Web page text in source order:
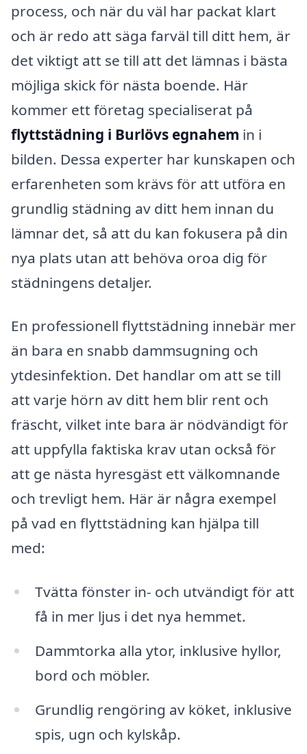
process, och när du väl har packat klart
och är redo att säga farväl till ditt hem, är
det viktigt att se till att det lämnas i bästa
möjliga skick för nästa boende. Här
kommer ett företag specialiserat på
flyttstädning i Burlövs egnahem in i
bilden. Dessa experter har kunskapen och
erfarenheten som krävs för att utföra en
grundlig städning av ditt hem innan du
lämnar det, så att du kan fokusera på din
nya plats utan att behöva oroa dig för
städningens detaljer.
En professionell flyttstädning innebär mer
än bara en snabb dammsugning och
ytdesinfektion. Det handlar om att se till
att varje hörn av ditt hem blir rent och
fräscht, vilket inte bara är nödvändigt för
att uppfylla faktiska krav utan också för
att ge nästa hyresgäst ett välkomnande
och trevligt hem. Här är några exempel
på vad en flyttstädning kan hjälpa till
med:
Tvätta fönster in- och utvändigt för att
få in mer ljus i det nya hemmet.
Dammtorka alla ytor, inklusive hyllor,
bord och möbler.
Grundlig rengöring av köket, inklusive
spis, ugn och kylskåp.